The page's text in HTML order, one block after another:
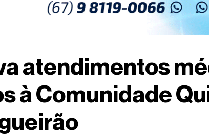
atendimentos
à Comunidade